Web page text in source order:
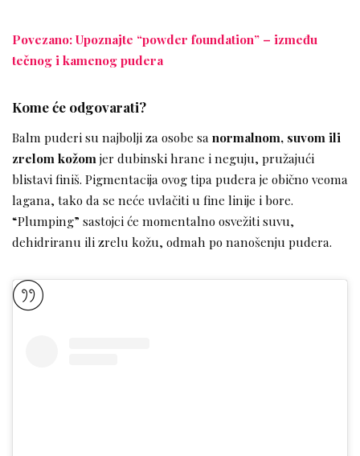
Povezano: Upoznajte “powder foundation” – između
tečnog i kamenog pudera
Kome će odgovarati?
Balm puderi su najbolji za osobe sa normalnom, suvom ili
zrelom kožom jer dubinski hrane i neguju, pružajući
blistavi finiš. Pigmentacija ovog tipa pudera je obično veoma
lagana, tako da se neće uvlačiti u fine linije i bore.
“Plumping” sastojci će momentalno osvežiti suvu,
dehidriranu ili zrelu kožu, odmah po nanošenju pudera.